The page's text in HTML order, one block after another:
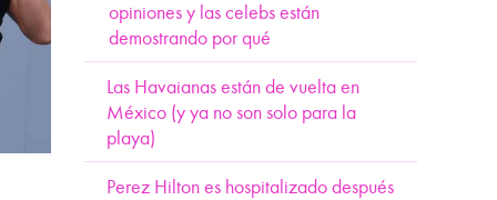
opiniones y las celebs están
demostrando por qué
Las Havaianas están de vuelta en
México (y ya no son solo para la
playa)
Perez Hilton es hospitalizado después